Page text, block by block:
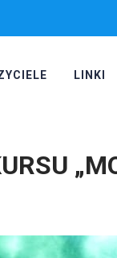
LINKI